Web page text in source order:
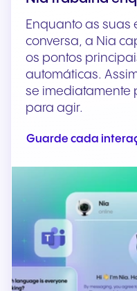
Enquanto as suas
conversa, a Nia
os pontos
automáticas.
se imediatamente
para agir.
Guarde cada